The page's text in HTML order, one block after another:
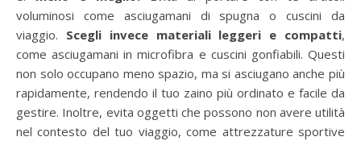
voluminosi come asciugamani di spugna o cuscini da
viaggio. Scegli invece materiali leggeri e compatti,
come asciugamani in microfibra e cuscini gonfiabili. Questi
non solo occupano meno spazio, ma si asciugano anche più
rapidamente, rendendo il tuo zaino più ordinato e facile da
gestire. Inoltre, evita oggetti che possono non avere utilità
nel contesto del tuo viaggio, come attrezzature sportive